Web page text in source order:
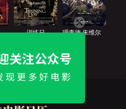
训练日
理查德·朱维尔